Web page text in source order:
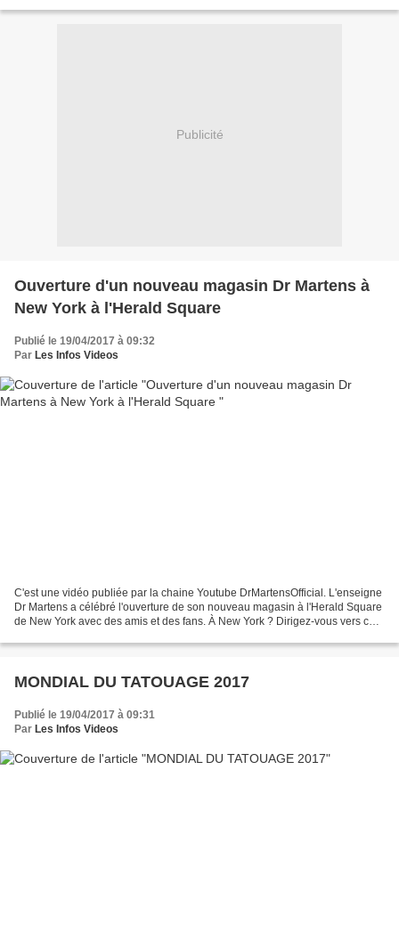
Publicité
Ouverture d'un nouveau magasin Dr Martens à
New York à l'Herald Square
Publié le 19/04/2017 à 09:32
Par Les Infos Videos
C'est une vidéo publiée par la chaine Youtube DrMartensOfficial. L'enseigne
Dr Martens a célébré l'ouverture de son nouveau magasin à l'Herald Square
de New York avec des amis et des fans. À New York ? Dirigez-vous vers ce
MONDIAL DU TATOUAGE 2017
Publié le 19/04/2017 à 09:31
Par Les Infos Videos